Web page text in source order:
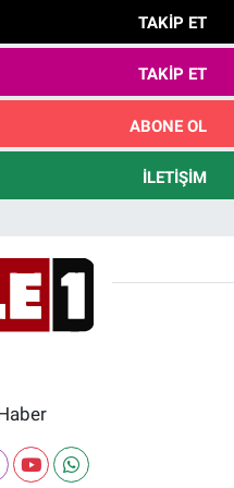
TAKIP ET
TAKIP ET
ABONE OL
İLETIŞIM